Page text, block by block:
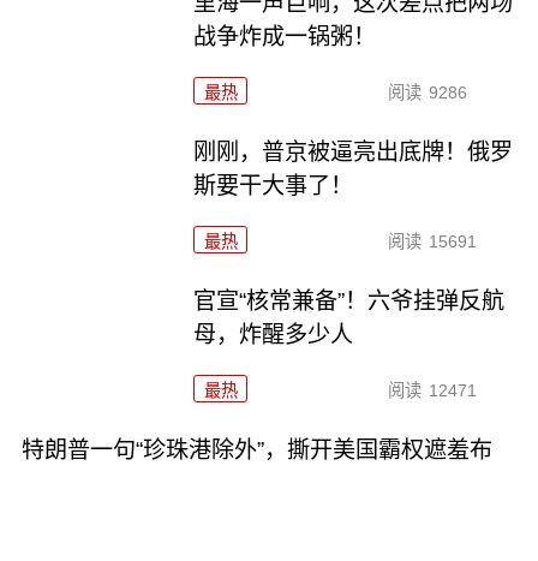
战争炸成一锅粥！
最热 阅读 9286
刚刚，普京被逼亮出底牌！俄罗
斯要干大事了！
最热 阅读 15691
官宣“核常兼备”！六爷挂弹反航
母，炸醒多少人
最热 阅读 12471
特朗普一句“珍珠港除外”，撕开美国霸权遮羞布